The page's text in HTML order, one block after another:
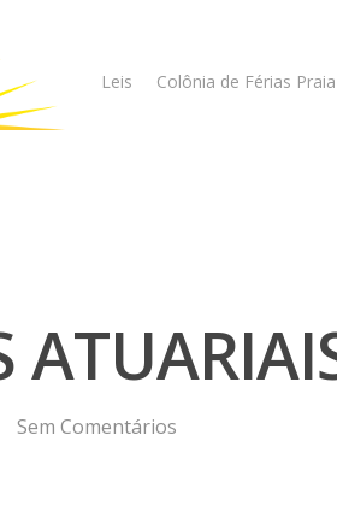
Leis Colônia de Férias
Sem Comentários